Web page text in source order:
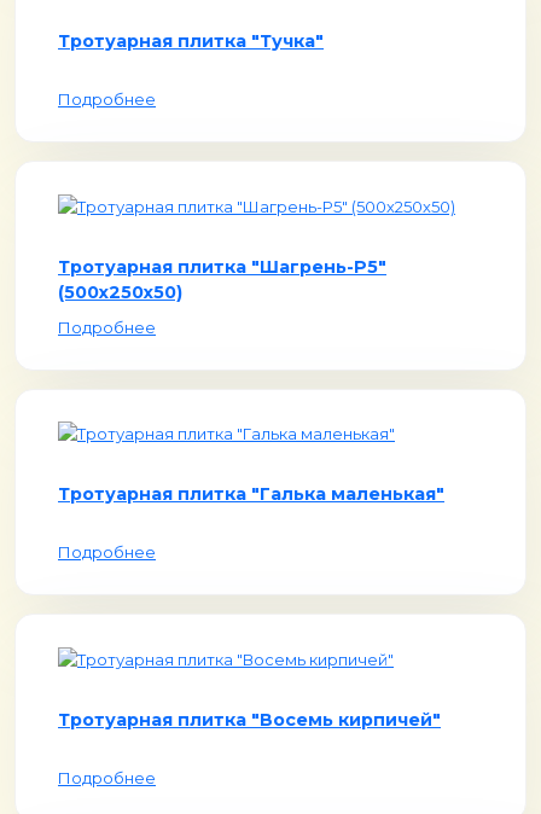
Тротуарная плитка "Тучка"
Подробнее
Тротуарная плитка "Шагрень-Р5"
(500х250х50)
Подробнее
Тротуарная плитка "Галька маленькая"
Подробнее
Тротуарная плитка "Восемь кирпичей"
Подробнее